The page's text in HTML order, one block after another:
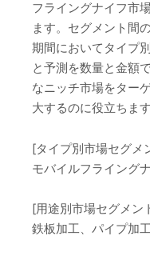
フライングナイフ市
ます。セグメント間
期間においてタイプ
と予測を数量と金額
なニッチ市場をター
大するのに役立ちます
[タイプ別市場セグメ
モバイルフライング
[用途別市場セグメン
鉄板加工、パイプ加